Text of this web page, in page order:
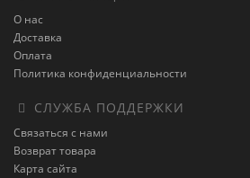
О нас
Доставка
Оплата
Политика конфиденциальности
СЛУЖБА ПОДДЕРЖКИ
Связаться с нами
Возврат товара
Карта сайта